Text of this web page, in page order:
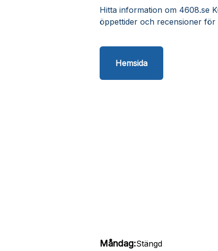
Hitta information om 4608.se
öppettider och recensioner
Hemsida
Måndag:Stängd